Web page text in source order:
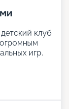
клуб
игр,